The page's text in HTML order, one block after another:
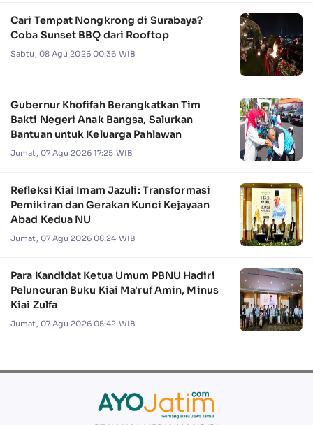
Cari Tempat Nongkrong di Surabaya?
Coba Sunset BBQ dari Rooftop
Sabtu, 08 Agu 2026 00:36 WIB
Gubernur Khofifah Berangkatkan Tim
Bakti Negeri Anak Bangsa, Salurkan
Bantuan untuk Keluarga Pahlawan
Jumat, 07 Agu 2026 17:25 WIB
Refleksi Kiai Imam Jazuli: Transformasi
Pemikiran dan Gerakan Kunci Kejayaan
Abad Kedua NU
Jumat, 07 Agu 2026 08:24 WIB
Para Kandidat Ketua Umum PBNU Hadiri
Peluncuran Buku Kiai Ma'ruf Amin, Minus
Kiai Zulfa
Jumat, 07 Agu 2026 05:42 WIB